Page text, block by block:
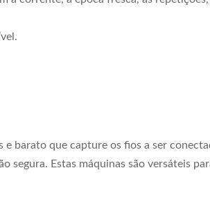
que capture os fios a ser
Estas máquinas são versáteis